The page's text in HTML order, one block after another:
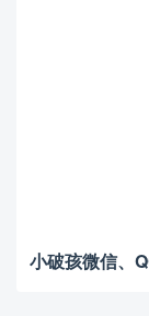
小破孩微信、